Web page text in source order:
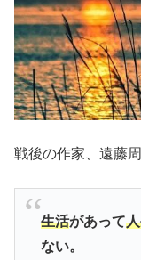
戦後の作家、遠藤
生活があって
ない。